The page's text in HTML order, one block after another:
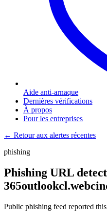
Aide anti-arnaque
Dernières vérifications
À propos
Pour les entreprises
← Retour aux alertes récentes
phishing
Phishing URL
Public phishing feed reported